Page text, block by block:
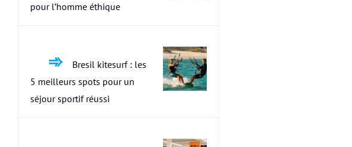
pour l’homme éthique
Bresil kitesurf : les
5 meilleurs spots pour un
séjour sportif réussi